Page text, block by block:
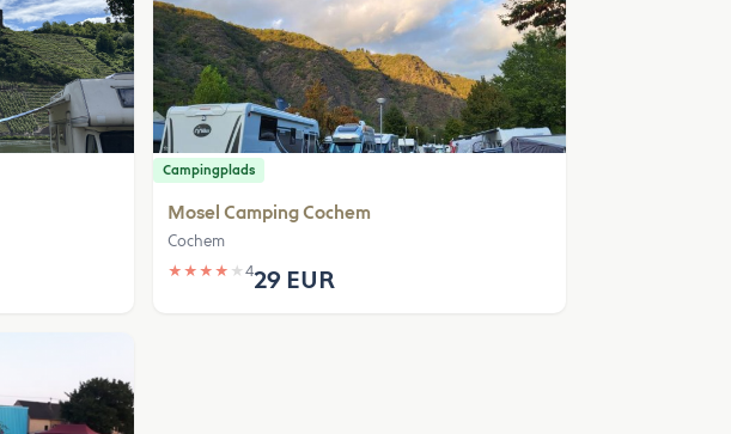
Campingplads
Mosel Camping Cochem
Cochem
★ ★ ★ ★ ★ 429 EUR